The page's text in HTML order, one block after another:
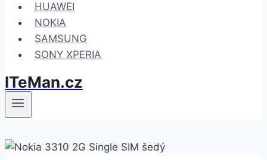
HUAWEI
NOKIA
SAMSUNG
SONY XPERIA
ITeMan.cz